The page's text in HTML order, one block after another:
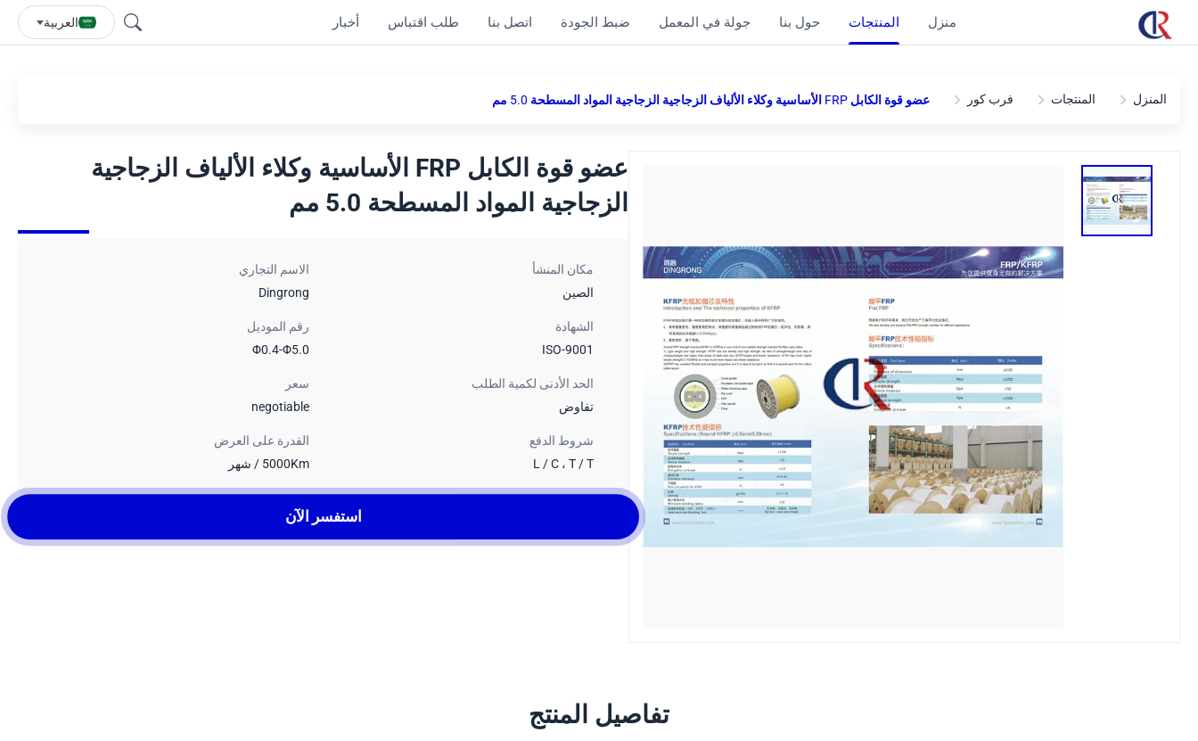
منزل المنتجات حول بنا جولة في المعمل ضبط الجودة اتصل بنا طلب اقتباس أخبار العربية
المنزل المنتجات فرب كور عضو قوة الكابل FRP الأساسية وكلاء الألياف الزجاجية الزجاجية المواد المسطحة 5.0 مم
عضو قوة الكابل FRP الأساسية وكلاء الألياف الزجاجية
الزجاجية المواد المسطحة 5.0 مم
مكان المنشأ
الصين
الاسم التجاري
Dingrong
الشهادة
ISO-9001
رقم الموديل
Φ0.4-Φ5.0
الحد الأدنى لكمية الطلب
تفاوض
سعر
negotiable
شروط الدفع
L / C ، T / T
القدرة على العرض
5000Km / شهر
استفسر الآن
تفاصيل المنتج